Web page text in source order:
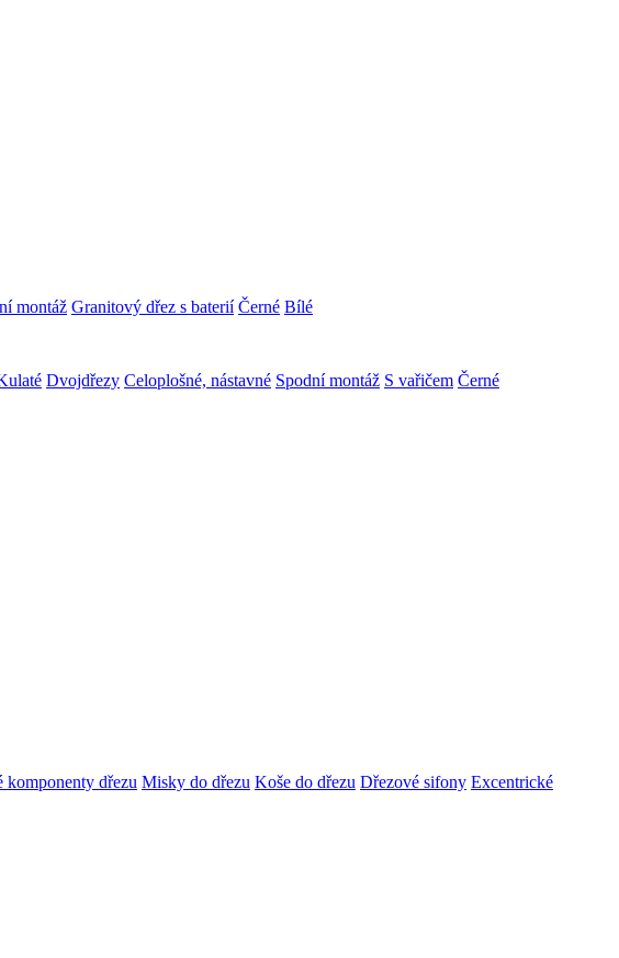
montáž Granitový dřez s baterií Černé Bílé
Dvojdřezy Celoplošné, nástavné Spodní montáž S vařičem Černé
komponenty dřezu Misky do dřezu Koše do dřezu Dřezové sifony Excentrické